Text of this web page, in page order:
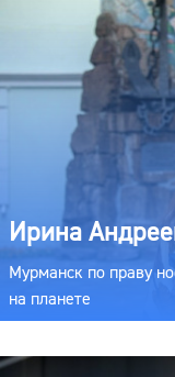
Ирина
Мурманск по праву
на планете